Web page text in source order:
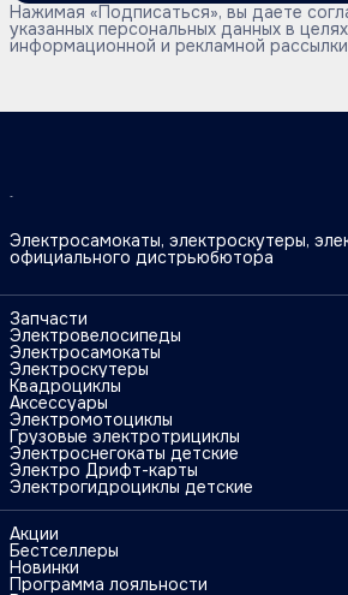
Нажимая «Подписаться», вы даете
указанных персональных данных в
информационной и рекламной рассылки
Электросамокаты, электроскутеры,
официального дистрьюбютора
Запчасти
Электровелосипеды
Электросамокаты
Электроскутеры
Квадроциклы
Аксессуары
Электромотоциклы
Грузовые электротрициклы
Электроснегокаты детские
Электро Дрифт-карты
Электрогидроциклы детские
Акции
Бестселлеры
Новинки
Программа лояльности